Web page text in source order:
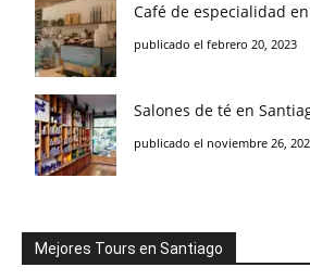
Café de especialidad
publicado el febrero 20, 2023
Salones de té en
publicado el noviembre 26,
Mejores Tours en Santiago